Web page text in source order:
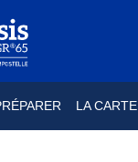
LA CARTE